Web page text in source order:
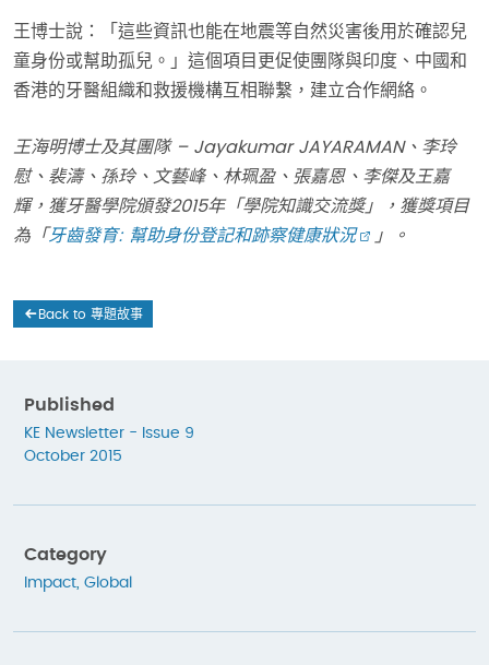
王博士說：「這些資訊也能在地震等自然災害後用於確認兒
童身份或幫助孤兒。」這個項目更促使團隊與印度、中國和
香港的牙醫組織和救援機構互相聯繫，建立合作網絡。
王海明博士及其團隊 – Jayakumar JAYARAMAN、李玲
慰、裴濤、孫玲、文藝峰、林珮盈、張嘉恩、李傑及王嘉
輝，獲牙醫學院頒發2015年「學院知識交流獎」，獲獎項目
為「牙齒發育: 幫助身份登記和跡察健康狀況 」 。
Back to 專題故事
Published
KE Newsletter - Issue 9
October 2015
Category
Impact Global